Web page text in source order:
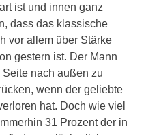
ist und innen ganz
dass das klassische
vor allem über Stärke
gestern ist. Der Mann
nach außen zu
wenn der geliebte
hat. Doch wie viel
31 Prozent der in